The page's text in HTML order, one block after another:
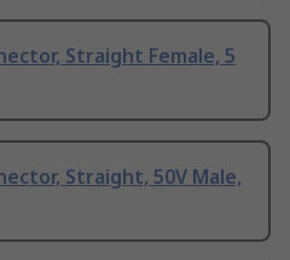
Straight Female, 5
Straight, 50V Male,